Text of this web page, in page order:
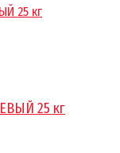
25 кг